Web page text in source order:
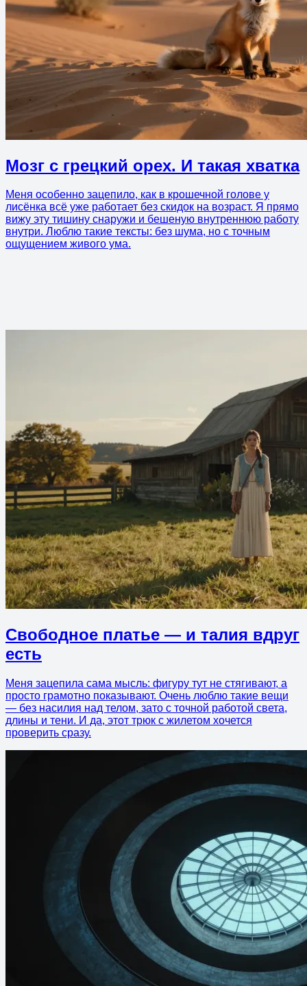
Мозг с грецкий орех. И такая хватка
Меня особенно зацепило, как в крошечной голове у
лисёнка всё уже работает без скидок на возраст. Я прямо
вижу эту тишину снаружи и бешеную внутреннюю работу
внутри. Люблю такие тексты: без шума, но с точным
ощущением живого ума.
Свободное платье — и талия вдруг
есть
Меня зацепила сама мысль: фигуру тут не стягивают, а
просто грамотно показывают. Очень люблю такие вещи
— без насилия над телом, зато с точной работой света,
длины и тени. И да, этот трюк с жилетом хочется
проверить сразу.